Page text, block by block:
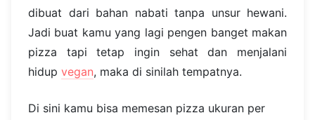
dibuat dari bahan nabati tanpa unsur hewani.
Jadi buat kamu yang lagi pengen banget makan
pizza tapi tetap ingin sehat dan menjalani
hidup vegan, maka di sinilah tempatnya.
Di sini kamu bisa memesan pizza ukuran per